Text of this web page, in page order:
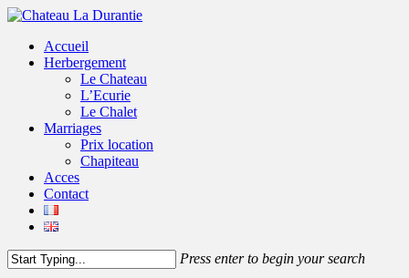
Accueil
Herbergement
Le Chateau
L’Ecurie
Le Chalet
Marriages
Prix location
Chapiteau
Acces
Contact
Press enter to begin your search